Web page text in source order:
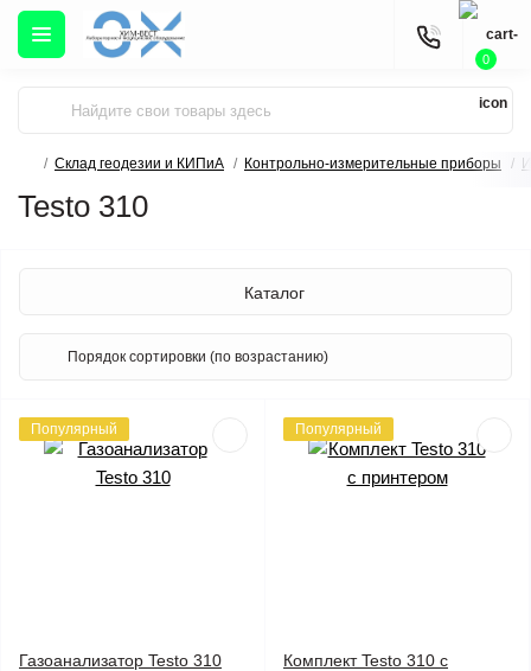
0
Склад геодезии и КИПиА Контрольно-измерительные приборы
Testo 310
Каталог
Популярный
Газоанализатор Testo 310
Популярный
Комплект Testo 310 с